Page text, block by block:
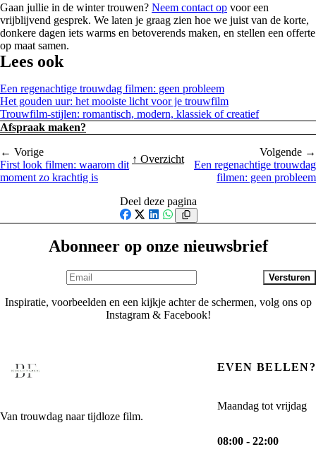
Gaan jullie in de winter trouwen? Neem contact op voor een
vrijblijvend gesprek. We laten je graag zien hoe we juist van de korte,
donkere dagen iets warms en betoverends maken, en stellen een offerte
op maat samen.
Lees ook
Een regenachtige trouwdag filmen: geen probleem
Het gouden uur: het mooiste licht voor je trouwfilm
Trouwfilm-stijlen: romantisch, modern, klassiek of creatief
Afspraak maken?
← Vorige
First look filmen: waarom dit
moment zo krachtig is
↑ Overzicht
Volgende →
Een regenachtige trouwdag
filmen: geen probleem
Deel deze pagina
Facebook
X LinkedIn
WhatsApp
Abonneer op onze nieuwsbrief
Versturen
Inspiratie, voorbeelden en een kijkje achter de schermen, volg ons op
Instagram & Facebook!
Van trouwdag naar tijdloze film.
EVEN BELLEN?
Maandag tot vrijdag
08:00 - 22:00